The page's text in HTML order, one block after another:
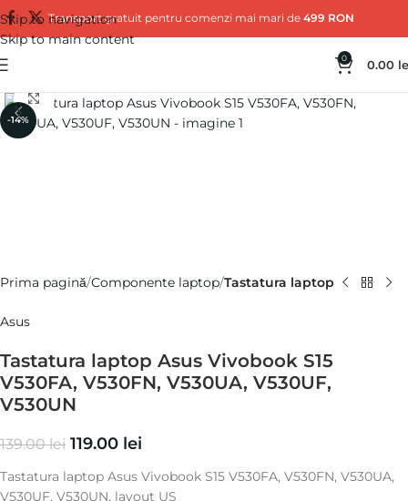
Skip to navigation
Skip to main content
Transport gratuit pentru comenzi mai mari de499 RON
0 0.00
-14%
Click pentru a mări
Prima pagină Componente laptop Tastatura laptop
Asus
Tastatura laptop Asus Vivobook S15
V530FA, V530FN, V530UA, V530UF,
V530UN
139.00lei 119.00 lei
Tastatura laptop Asus Vivobook S15 V530FA, V530FN, V530UA,
V530UF, V530UN, layout US